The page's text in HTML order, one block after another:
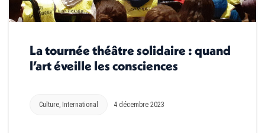
La tournée théâtre solidaire : quand
l’art éveille les consciences
Culture, International 4 décembre 2023